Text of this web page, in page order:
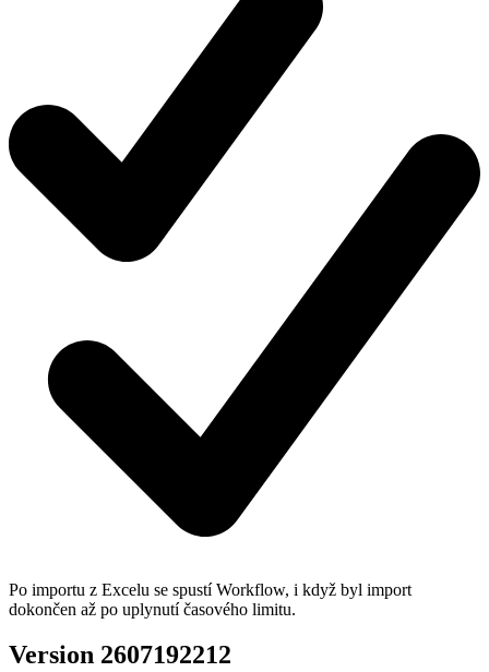
Po importu z Excelu se spustí Workflow, i když byl import
dokončen až po uplynutí časového limitu.
Version 2607192212